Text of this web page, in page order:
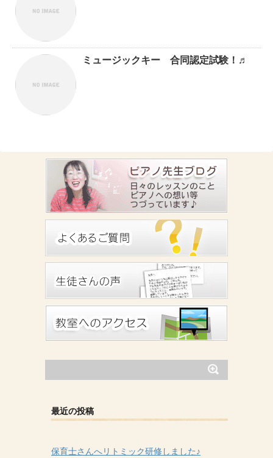
ミュージックキー 合同認定試験！♬
最近の投稿
保育士さんへリトミック研修しました♪